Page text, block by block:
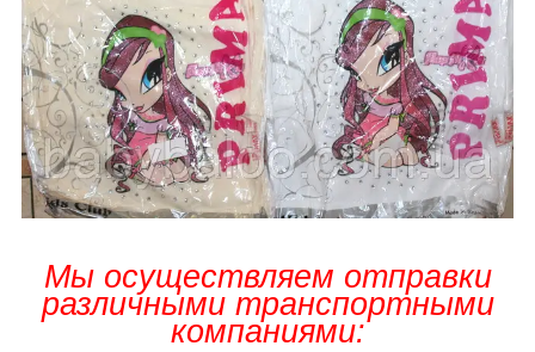
Мы осуществляем отправки
различными транспортными
компаниями: